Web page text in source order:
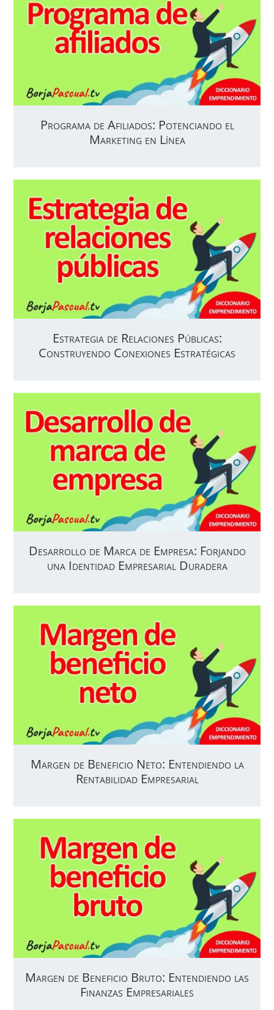
Programa de Afiliados: Potenciando el
Marketing en Línea
Estrategia de Relaciones Públicas:
Construyendo Conexiones Estratégicas
Desarrollo de Marca de Empresa: Forjando
una Identidad Empresarial Duradera
Margen de Beneficio Neto: Entendiendo la
Rentabilidad Empresarial
Margen de Beneficio Bruto: Entendiendo las
Finanzas Empresariales